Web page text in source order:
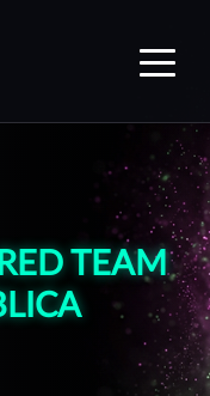
— Inicio
TEAM